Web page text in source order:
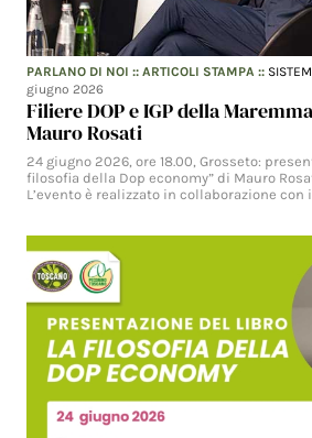
PARLANO DI NOI ::ARTICOLI STAMPA ::
giugno 2026
Filiere DOP e IGP della
Mauro Rosati
24 giugno 2026, ore 18.00, Grosseto:
filosofia della Dop economy” di Mauro
L’evento è realizzato in collaborazione con